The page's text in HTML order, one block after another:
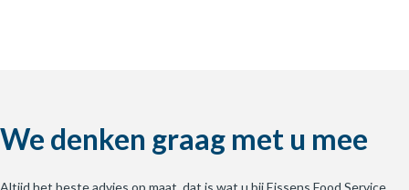
We denken graag met u mee
Altijd het beste advies op maat, dat is wat u bij Eissens Food Service